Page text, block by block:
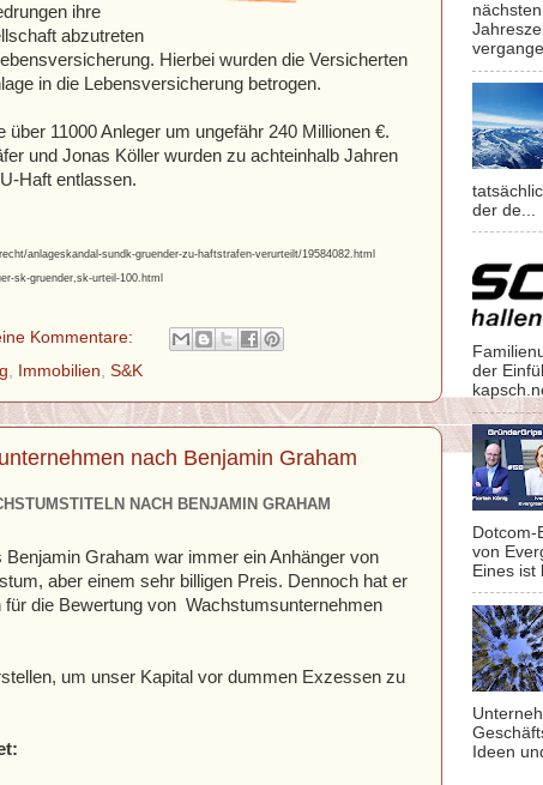
ihre
abzutreten
Hierbei wurden die Versicherten
in die Lebensversicherung betrogen.
11000 Anleger um ungefähr 240 Millionen €.
und Jonas Köller wurden zu achteinhalb Jahren
Haft entlassen.
anlageskandal-sundk-gruender-zu-haftstrafen-verurteilt/19584082.html
sk-gruender,sk-urteil-100.html
Kommentare:
, Immobilien, S&K
nach Benjamin Graham
NACH BENJAMIN GRAHAM
Graham war immer ein Anhänger von
aber einem sehr billigen Preis. Dennoch hat er
für die Bewertung von Wachstumsunternehmen
um unser Kapital vor dummen Exzessen zu
der de...
der
Dotcom-
von
Eines ist
Ideen